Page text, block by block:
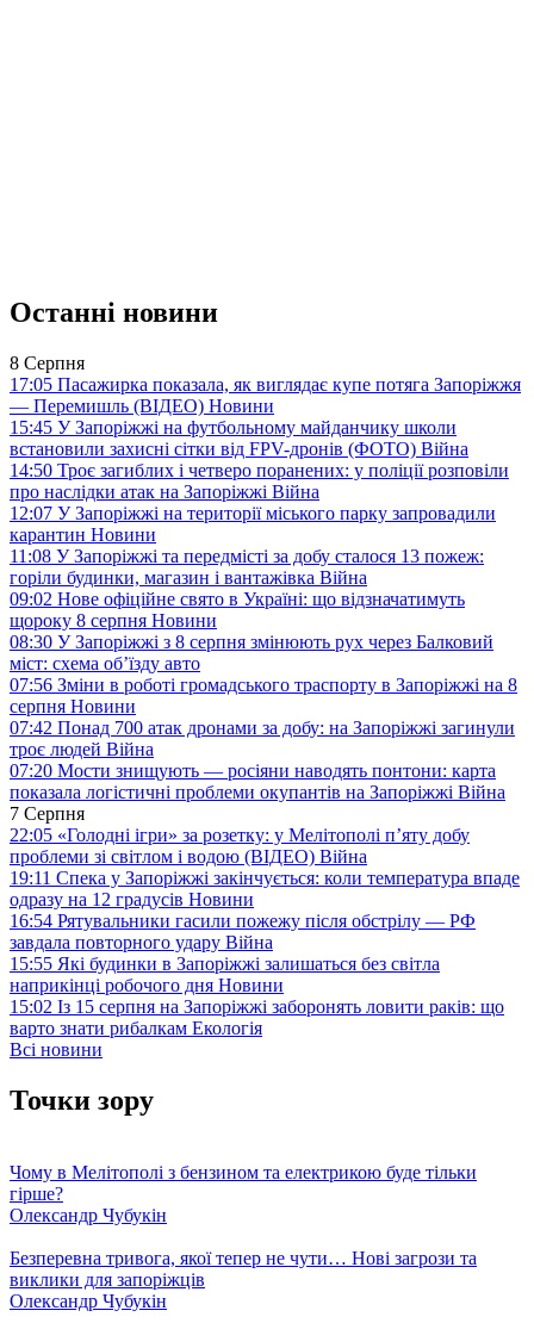
Останні новини
8 Серпня
17:05 Пасажирка показала, як виглядає купе потяга Запоріжжя
— Перемишль (ВІДЕО) Новини
15:45 У Запоріжжі на футбольному майданчику школи
встановили захисні сітки від FPV-дронів (ФОТО) Війна
14:50 Троє загиблих і четверо поранених: у поліції розповіли
про наслідки атак на Запоріжжі Війна
12:07 У Запоріжжі на території міського парку запровадили
карантин Новини
11:08 У Запоріжжі та передмісті за добу сталося 13 пожеж:
горіли будинки, магазин і вантажівка Війна
09:02 Нове офіційне свято в Україні: що відзначатимуть
щороку 8 серпня Новини
08:30 У Запоріжжі з 8 серпня змінюють рух через Балковий
міст: схема об’їзду авто
07:56 Зміни в роботі громадського траспорту в Запоріжжі на 8
серпня Новини
07:42 Понад 700 атак дронами за добу: на Запоріжжі загинули
троє людей Війна
07:20 Мости знищують — росіяни наводять понтони: карта
показала логістичні проблеми окупантів на Запоріжжі Війна
7 Серпня
22:05 «Голодні ігри» за розетку: у Мелітополі п’яту добу
проблеми зі світлом і водою (ВІДЕО) Війна
19:11 Спека у Запоріжжі закінчується: коли температура впаде
одразу на 12 градусів Новини
16:54 Рятувальники гасили пожежу після обстрілу — РФ
завдала повторного удару Війна
15:55 Які будинки в Запоріжжі залишаться без світла
наприкінці робочого дня Новини
15:02 Із 15 серпня на Запоріжжі заборонять ловити раків: що
варто знати рибалкам Екологія
Всі новини
Точки зору
Чому в Мелітополі з бензином та електрикою буде тільки
гірше?
Олександр Чубукін
Безперевна тривога, якої тепер не чути… Нові загрози та
виклики для запоріжців
Олександр Чубукін